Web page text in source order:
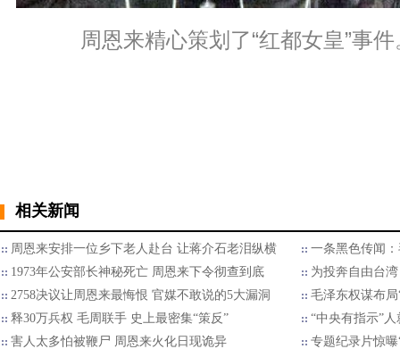
周恩来精心策划了“红都女皇”事
相关新闻
周恩来安排一位乡下老人赴台 让蒋介石老泪纵横
一条黑色传闻
1973年公安部长神秘死亡 周恩来下令彻查到底
为投奔自由台
2758决议让周恩来最悔恨 官媒不敢说的5大漏洞
毛泽东权谋布
释30万兵权 毛周联手 史上最密集“策反”
“中央有指示”
害人太多怕被鞭尸 周恩来火化日现诡异
专题纪录片惊